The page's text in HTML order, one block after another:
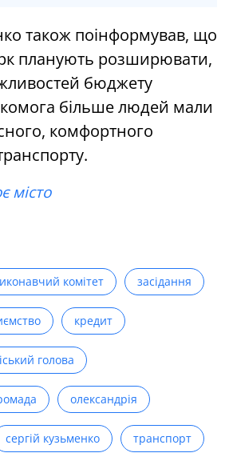
також поінформував, що
планують розширювати,
бюджету
більше людей мали
комфортного
місто
комітет засідання
кредит
голова
олександрія
сергій кузьменко транспорт